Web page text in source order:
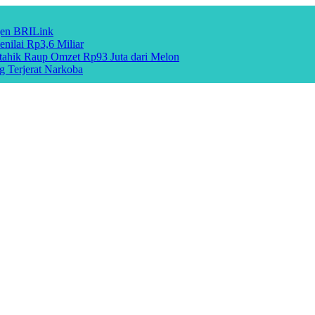
BRILink
Rp3,6 Miliar
Raup Omzet Rp93 Juta dari Melon
Terjerat Narkoba